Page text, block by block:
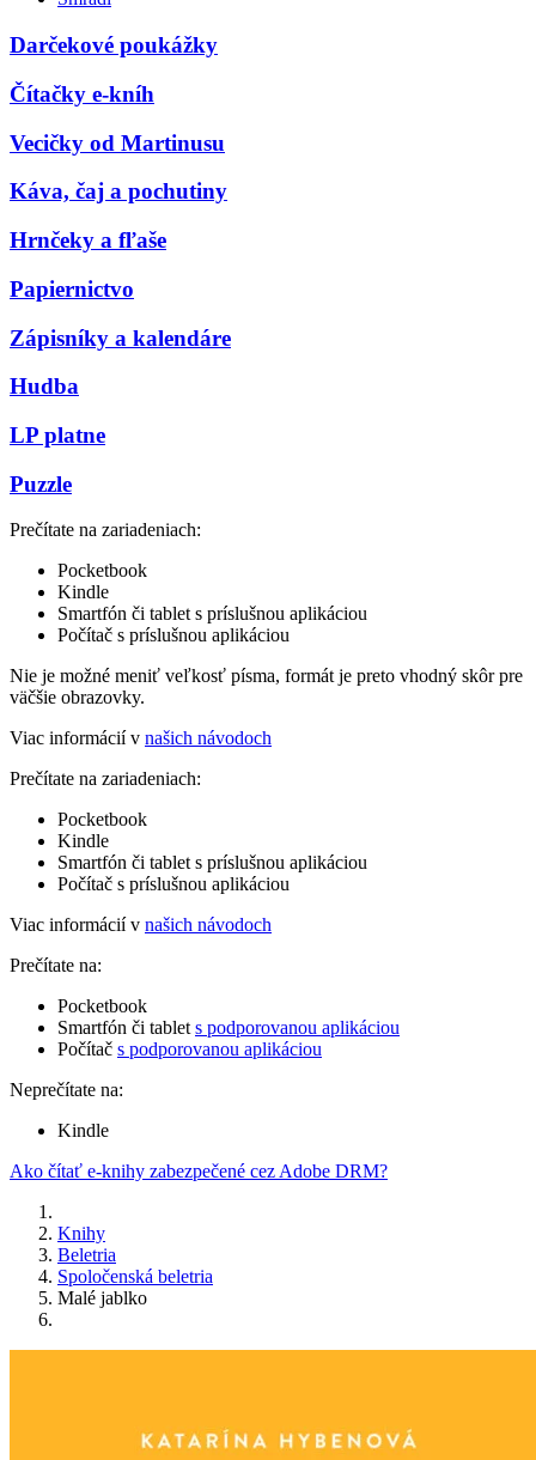
Darčekové poukážky
Čítačky e-kníh
Vecičky od Martinusu
Káva, čaj a pochutiny
Hrnčeky a fľaše
Papiernictvo
Zápisníky a kalendáre
Hudba
LP platne
Puzzle
Prečítate na zariadeniach:
Pocketbook
Kindle
Smartfón či tablet s príslušnou aplikáciou
Počítač s príslušnou aplikáciou
Nie je možné meniť veľkosť písma, formát je preto vhodný skôr pre
väčšie obrazovky.
Viac informácií v našich návodoch
Prečítate na zariadeniach:
Pocketbook
Kindle
Smartfón či tablet s príslušnou aplikáciou
Počítač s príslušnou aplikáciou
Viac informácií v našich návodoch
Prečítate na:
Pocketbook
Smartfón či tablet s podporovanou aplikáciou
Počítač s podporovanou aplikáciou
Neprečítate na:
Kindle
Ako čítať e-knihy zabezpečené cez Adobe DRM?
Knihy
Beletria
Spoločenská beletria
Malé jablko